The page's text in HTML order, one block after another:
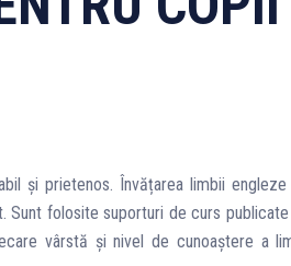
și prietenos. Învățarea limbii engleze
folosite suporturi de curs
vârstă și nivel de cunoaștere a